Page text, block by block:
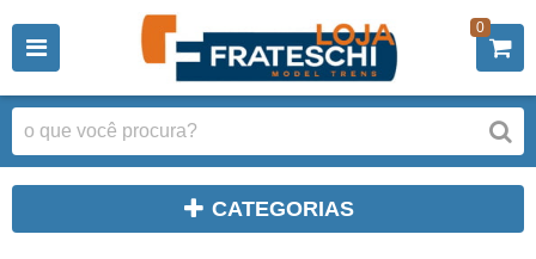
0
CATEGORIAS